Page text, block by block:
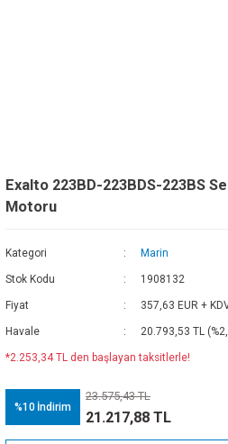
Exalto 223BD-223BDS-223BS
Motoru
Kategori Marin
Stok Kodu 1908132
Fiyat 357,63 EUR +
Havale 20.793,53 TL
*2.253,34 TL den başlayan taksitlerle!
%10 İndirim
23.575,43 TL
21.217,88 TL